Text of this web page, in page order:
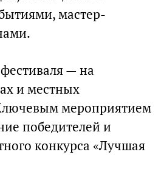
мастер-
— на
и местных
мероприятием
победителей и
конкурса «Лучшая